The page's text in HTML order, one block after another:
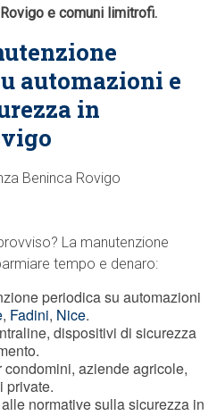
e comuni limitrofi.
automazioni e
in
La manutenzione
tempo e denaro:
periodica su automazioni
, Fadini, Nice.
dispositivi di sicurezza
aziende agricole,
private.
normative sulla sicurezza in